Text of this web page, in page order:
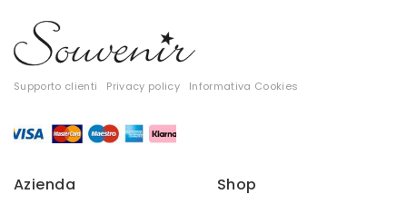
Supporto clienti Privacy policy Informativa Cookies
Azienda Shop